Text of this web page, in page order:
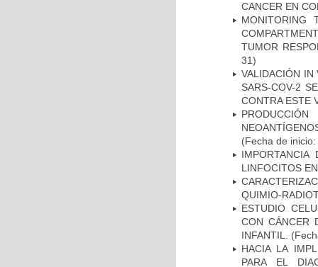
CANCER EN
MONITORING
TUMOR
31)
VALIDACIÓN IN
SARS-COV-2
CONTRA ESTE
(Fecha de
LINFOCITOS
QUIMIO-
ESTUDIO
CON CÁNCER
INFANTIL.
HACIA LA
PARA EL